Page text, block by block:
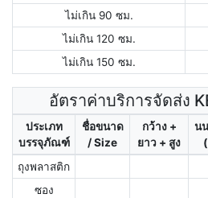
ไม่เกิน 90 ซม.
ไม่เกิน 120 ซม.
ไม่เกิน 150 ซม.
อัตราค่าบริการจัดส่ง
ประเภท
บรรจุภัณฑ์
ชื่อขนาด
/ Size
กว้าง +
ยาว + สูง
น
ถุงพลาสติก
ซอง